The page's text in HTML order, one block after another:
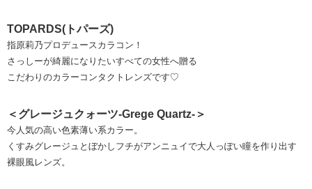
TOPARDS(トパーズ)
指原莉乃プロデュースカラコン！
さっしーが綺麗になりたいすべての女性へ贈る
こだわりのカラーコンタクトレンズです♡
＜グレージュクォーツ-Grege Quartz-＞
今人気の高い色素薄い系カラー。
くすみグレージュとぼかしフチがアンニュイで大人っぽい瞳を作り出す
裸眼風レンズ。